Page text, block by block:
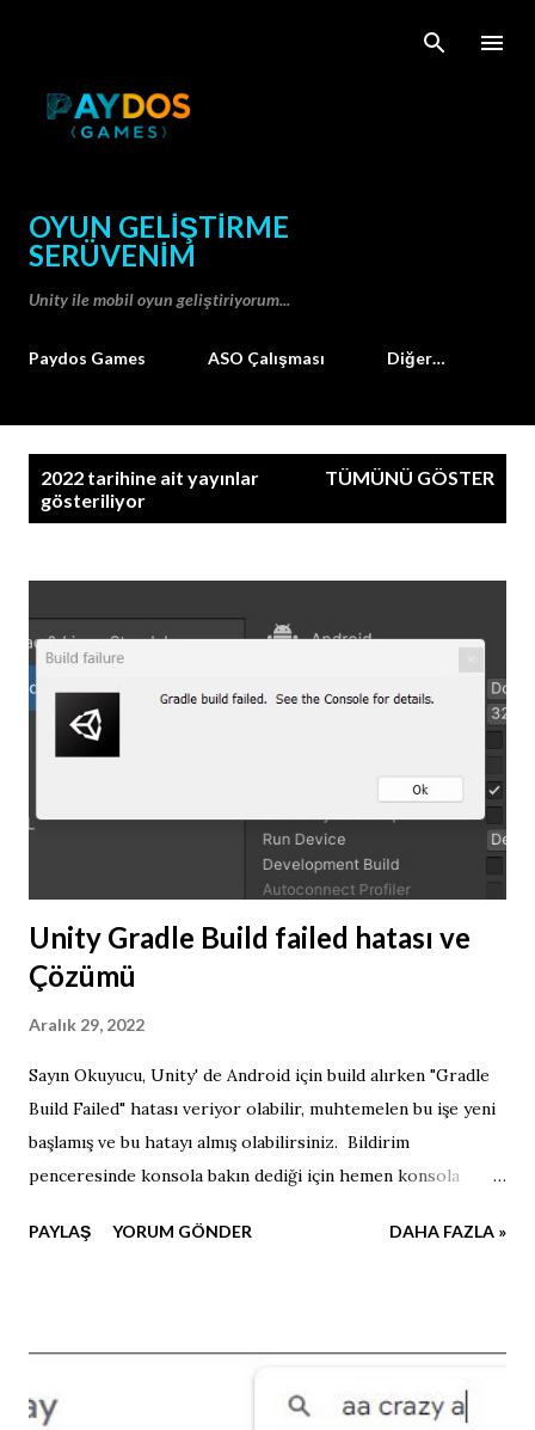
OYUN GELIŞTIRME
SERÜVENIM
Unity ile mobil oyun geliştiriyorum...
Paydos Games ASO Çalışması Diğer…
2022 tarihine ait yayınlar
gösteriliyor
TÜMÜNÜ GÖSTER
Unity Gradle Build failed hatası ve
Çözümü
Aralık 29, 2022
Sayın Okuyucu, Unity' de Android için build alırken "Gradle
Build Failed" hatası veriyor olabilir, muhtemelen bu işe yeni
başlamış ve bu hatayı almış olabilirsiniz. Bildirim
penceresinde konsola bakın dediği için hemen konsola
altında SDK, JDK, NDK ve diğerlerinin dosya yolu doğru ve
Yukarıdaki resimde dosya yolunda "Masaüstü" kelimesi "ü"
karakterini içermektedir. Özet olarak, dosya yolunda yer
PAYLAŞ YORUM GÖNDER DAHA FAZLA »